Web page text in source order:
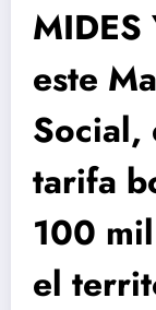
MIDES
este
Social,
tarifa
100
el